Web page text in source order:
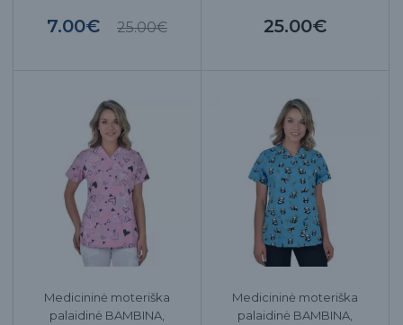
7.00€ 25.00€ 25.00€
Medicininė moteriška
palaidinė BAMBINA,
Medicininė moteriška
palaidinė BAMBINA,